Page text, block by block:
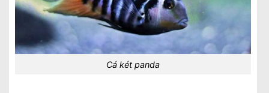
Cá két panda